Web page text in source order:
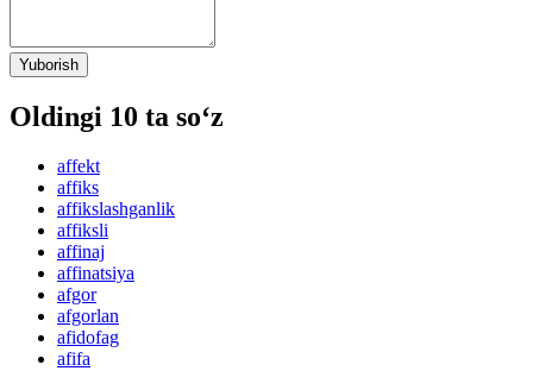
Yuborish
Oldingi 10 ta so‘z
affekt
affiks
affikslashganlik
affiksli
affinaj
affinatsiya
afgor
afgorlan
afidofag
afifa